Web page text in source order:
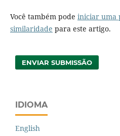
Você também pode iniciar uma
similaridade para este artigo.
ENVIAR SUBMISSÃO
IDIOMA
English